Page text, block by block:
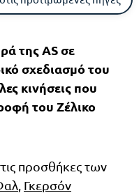
της AS σε
σχεδιασμό του
κινήσεις που
του Ζέλικο
προσθήκες των
Γκερσόν